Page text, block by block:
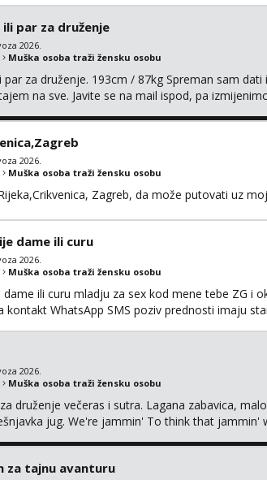
par za druženje
2026.
Muška osoba traži žensku osobu
par za druženje. 193cm / 87kg Spreman sam
na sve. Javite se na mail ispod, pa
2026.
Muška osoba traži žensku osobu
Zagreb, da može putovati uz
dame ili curu
2026.
Muška osoba traži žensku osobu
ili curu mladju za sex kod mene tebe ZG i
kontakt WhatsApp SMS poziv prednosti imaju
2026.
Muška osoba traži žensku osobu
druženje večeras i sutra. Lagana zabavica,
jug. We're jammin' To think that
za tajnu avanturu